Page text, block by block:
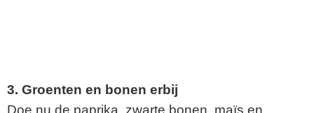
3. Groenten en bonen erbij
Doe nu de paprika, zwarte bonen, maïs en